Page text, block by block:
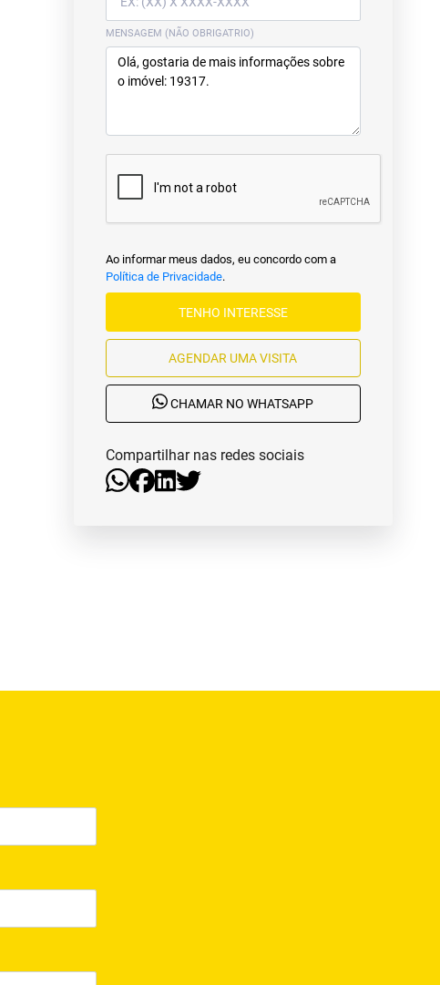
MENSAGEM (NÃO OBRIGATRIO)
Ao informar meus dados, eu concordo com a
Política de Privacidade.
TENHO INTERESSE
AGENDAR UMA VISITA
CHAMAR NO WHATSAPP
Compartilhar nas redes sociais